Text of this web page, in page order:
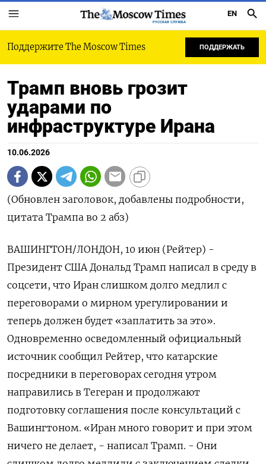
РУССКАЯ СЛУЖБА
EN
Поддержите The Moscow Times ПОДДЕРЖАТЬ
Трамп вновь грозит
ударами по
инфраструктуре Ирана
10.06.2026
(Обновлен заголовок, добавлены подробности,
цитата Трампа во 2 абз)
ВАШИНГТОН/ЛОНДОН, 10 июн (Рейтер) -
Президент США Дональд Трамп написал в среду в
соцсети, что Иран ‌слишком долго медлил с
переговорами о мирном урегулировании и
теперь должен будет «заплатить за это».
Одновременно осведомленный официальный
источник сообщил Рейтер, что катарские
посредники ​в переговорах сегодня утром ​
направились в ​Тегеран и продолжают
⁠подготовку соглашения после консультаций с
Вашингтоном. «Иран много ‌говорит и при этом
‌ничего не делает, - написал Трамп. - Они